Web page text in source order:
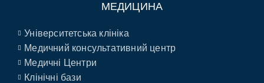
МЕДИЦИНА
Університетська клініка
Медичний консультативний центр
Медичні Центри
Клінічні бази